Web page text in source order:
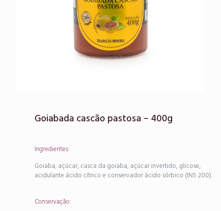
Goiabada cascão pastosa – 400g
Ingredientes:
Goiaba, açúcar, casca da goiaba, açúcar invertido, glicose,
acidulante ácido cítrico e conservador ácido sórbico (INS 200).
Conservação: